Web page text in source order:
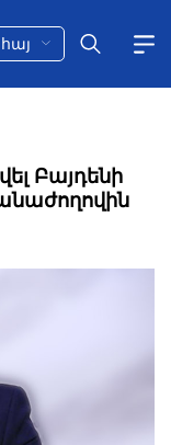
հայ
Բայդենի